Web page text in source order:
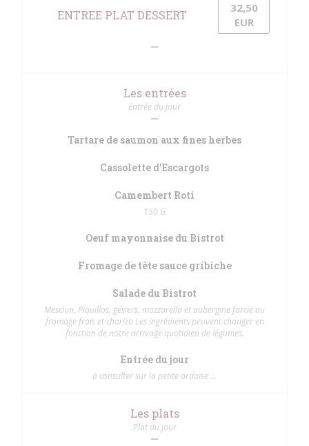
ENTREE PLAT DESSERT
32,50
EUR
Les entrées
Entrée du jour
Tartare de saumon aux fines herbes
Cassolette d'Escargots
Camembert Roti
150 G
Oeuf mayonnaise du Bistrot
Fromage de tête sauce gribiche
Salade du Bistrot
Mesclun, Piquillos, gésiers, mozzarella et aubergine farcie au
fromage frais et chorizo Les ingrédients peuvent changer en
fonction de notre arrivage quotidien de légumes.
Entrée du jour
à consulter sur la petite ardoise ...
Les plats
Plat du jour